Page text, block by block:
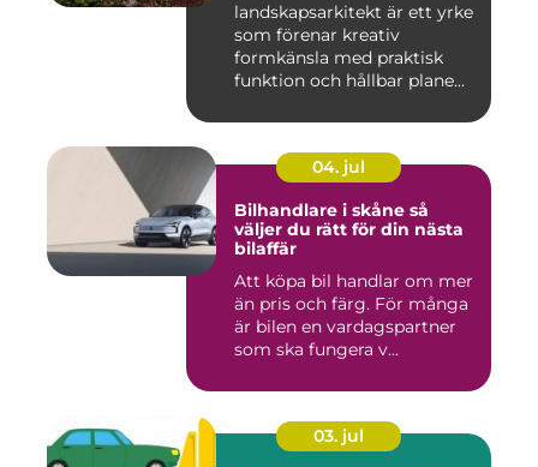
landskapsarkitekt är ett yrke
som förenar kreativ
formkänsla med praktisk
funktion och hållbar plane...
04. jul
Bilhandlare i skåne så
väljer du rätt för din nästa
bilaffär
Att köpa bil handlar om mer
än pris och färg. För många
är bilen en vardagspartner
som ska fungera v...
03. jul